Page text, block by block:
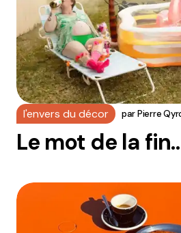
l'envers du décor parPierre
Le mot de la